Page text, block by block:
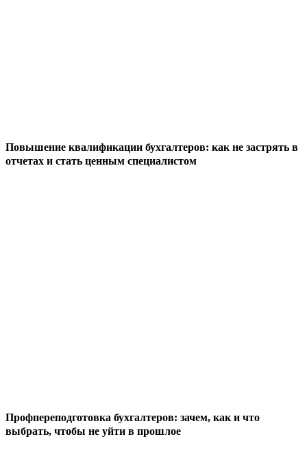
Повышение квалификации бухгалтеров: как не застрять в
отчетах и стать ценным специалистом
Профпереподготовка бухгалтеров: зачем, как и что
выбрать, чтобы не уйти в прошлое